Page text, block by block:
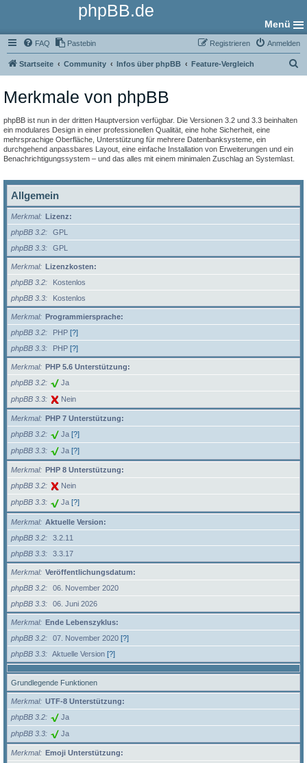
phpBB.de
Menü
FAQ Pastebin Anmelden
Registrieren
Startseite Community Infos über phpBB Feature-Vergleich
Merkmale von phpBB
phpBB ist nun in der dritten Hauptversion verfügbar. Die Versionen 3.2 und 3.3 beinhalten
ein modulares Design in einer professionellen Qualität, eine hohe Sicherheit, eine
mehrsprachige Oberfläche, Unterstützung für mehrere Datenbanksysteme, ein
durchgehend anpassbares Layout, eine einfache Installation von Erweiterungen und ein
Benachrichtigungssystem – und das alles mit einem minimalen Zuschlag an Systemlast.
Allgemein
Merkmal
Lizenz:
phpBB 3.2
GPL
phpBB 3.3
GPL
Merkmal
Lizenzkosten:
phpBB 3.2
Kostenlos
phpBB 3.3
Kostenlos
Merkmal
Programmiersprache:
phpBB 3.2
PHP [?]
phpBB 3.3
PHP [?]
Merkmal
PHP 5.6 Unterstützung:
phpBB 3.2
Ja
phpBB 3.3 Nein
Merkmal
PHP 7 Unterstützung:
phpBB 3.2
Ja [?]
phpBB 3.3 Ja [?]
Merkmal
PHP 8 Unterstützung:
phpBB 3.2
Nein
phpBB 3.3 Ja [?]
Merkmal
Aktuelle Version:
phpBB 3.2
3.2.11
phpBB 3.3
3.3.17
Merkmal
Veröffentlichungsdatum:
phpBB 3.2
06. November 2020
phpBB 3.3
06. Juni 2026
Merkmal
Ende Lebenszyklus:
phpBB 3.2
07. November 2020 [?]
phpBB 3.3
Aktuelle Version [?]
Grundlegende Funktionen
Merkmal
UTF-8 Unterstützung:
phpBB 3.2
Ja
phpBB 3.3 Ja
Merkmal
Emoji Unterstützung: